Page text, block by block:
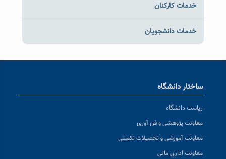
خدمات کارکنان
خدمات دانشجویان
ساختار دانشگاه
ریاست دانشگاه
معاونت پژوهشی و فن آوری
معاونت آموزشی و تحصیلات تکمیلی
معاونت اداری مالی